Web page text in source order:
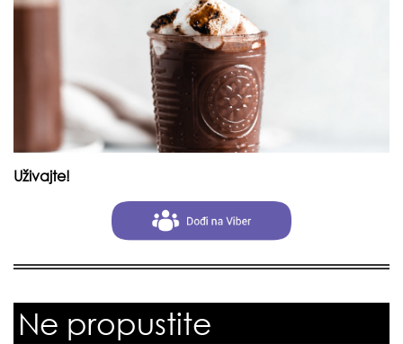
Uživajte!
Ne propustite